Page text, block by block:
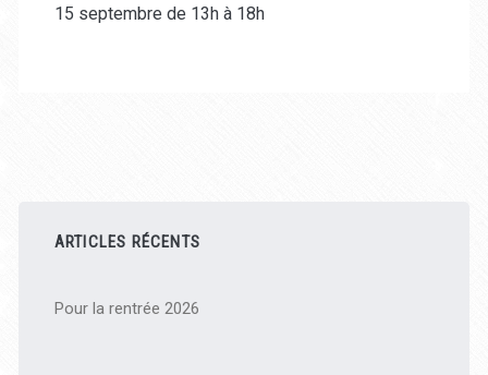
15 septembre de 13h à 18h
latérale
principale
ARTICLES RÉCENTS
Pour la rentrée 2026